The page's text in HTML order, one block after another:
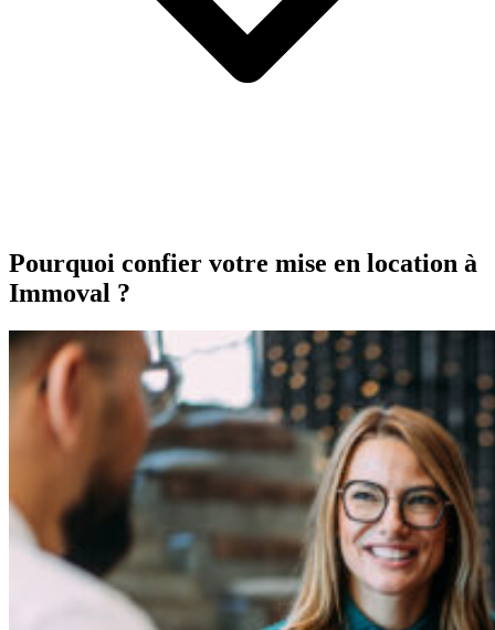
Pourquoi confier votre mise en location à
Immoval ?